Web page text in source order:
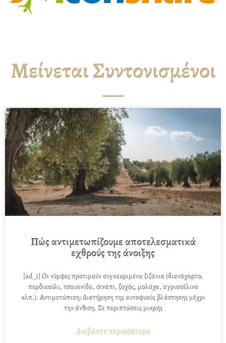
Μείνεται Συντονισμένοι
Πώς αντιμετωπίζουμε αποτελεσματικά
εχθρούς της άνοιξης
[ad_1] Οι νύμφες προτιμούν συγκεκριμένα ζιζάνια (διανόχορτο,
περδικούλι, τσουκνίδα, σινάπι, ζοχός, μολόχα, αγριοσέλινο
κλπ.). Αντιμετώπιση: Διατήρηση της αυτοφυούς βλάστησης μέχρι
την άνθιση. Σε περιπτώσεις μικρής
Διαβάστε περισσότερα